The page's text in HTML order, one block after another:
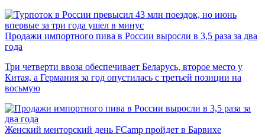
Продажи импортного пива в России выросли в 3,5 раза за два
года
Три четверти ввоза обеспечивает Беларусь, второе место у
Китая, а Германия за год опустилась с третьей позиции на
восьмую
Женский менторский день FCamp пройдет в Барвихе